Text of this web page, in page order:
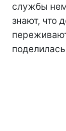
службы
знают, что